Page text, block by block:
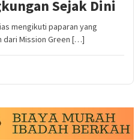
Sejak Dini
mengikuti paparan yang
dari Mission Green […]